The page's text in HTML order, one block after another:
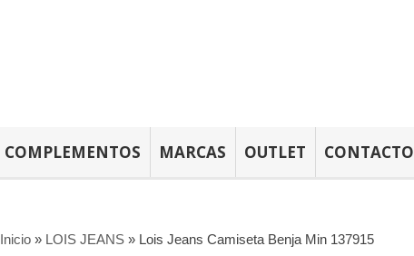
COMPLEMENTOS MARCAS OUTLET CONTACTO
Inicio » LOIS JEANS » Lois Jeans Camiseta Benja Min 137915